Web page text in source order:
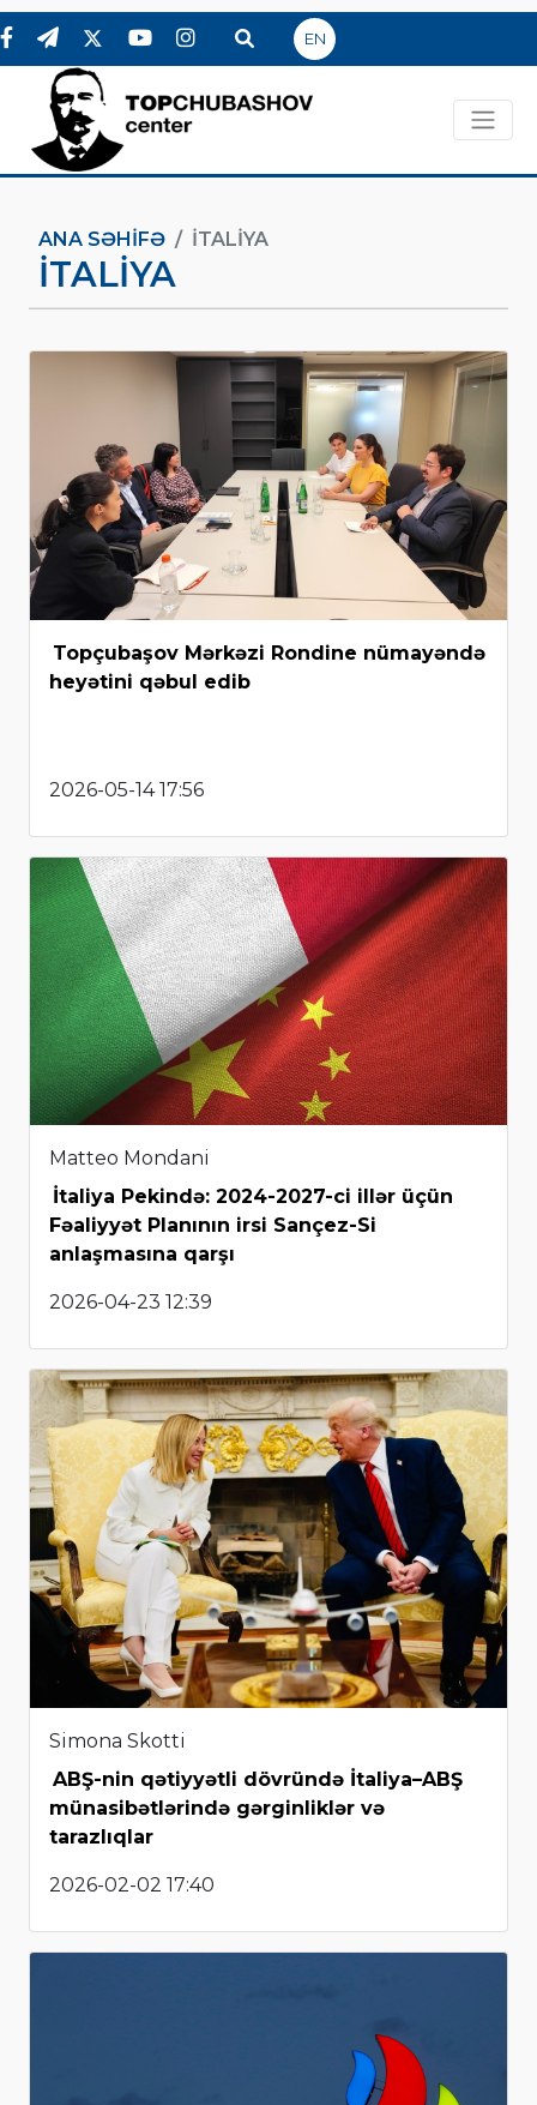
EN
ANA SƏHIFƏ İTALIYA
İTALIYA
Topçubaşov Mərkəzi Rondine nümayəndə
heyətini qəbul edib
2026-05-14 17:56
Matteo Mondani
İtaliya Pekində: 2024-2027-ci illər üçün
Fəaliyyət Planının irsi Sançez-Si
anlaşmasına qarşı
2026-04-23 12:39
Simona Skotti
ABŞ-nin qətiyyətli dövründə İtaliya–ABŞ
münasibətlərində gərginliklər və
tarazlıqlar
2026-02-02 17:40